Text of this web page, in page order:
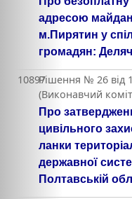
адресою
м.Пирятин у
громадян:
10897Рішення № 26 від
(Виконавчий
Про
цивільного
ланки
державної
Полтавській